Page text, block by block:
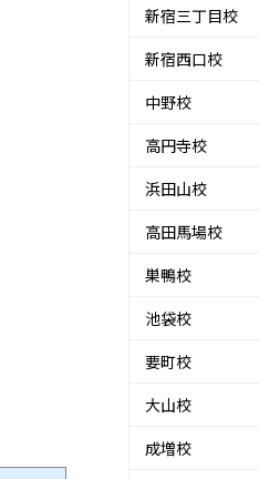
新宿三丁目校
新宿西口校
中野校
高円寺校
浜田山校
高田馬場校
巣鴨校
池袋校
要町校
大山校
成増校